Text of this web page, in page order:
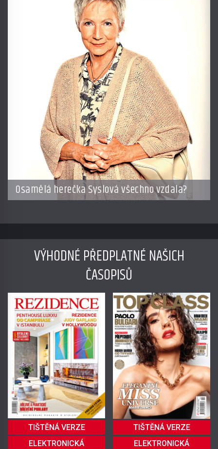
Osamělá herečka Syslová všechno vzdala?
VÝHODNÉ PŘEDPLATNÉ NAŠICH
ČASOPISŮ
TIŠTĚNÁ VERZE
ELEKTRONICKÁ
TIŠTĚNÁ VERZE
ELEKTRONICKÁ